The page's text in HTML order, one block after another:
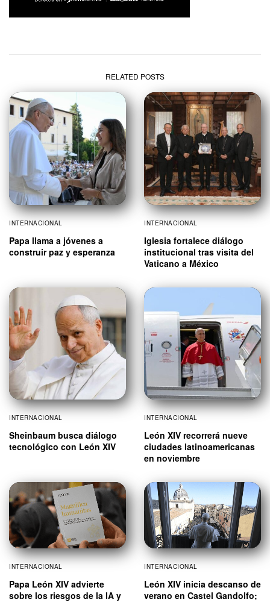
RELATED POSTS
INTERNACIONAL
Papa llama a jóvenes a
construir paz y esperanza
INTERNACIONAL
Iglesia fortalece diálogo
institucional tras visita del
Vaticano a México
INTERNACIONAL
Sheinbaum busca diálogo
tecnológico con León XIV
INTERNACIONAL
León XIV recorrerá nueve
ciudades latinoamericanas
en noviembre
INTERNACIONAL
Papa León XIV advierte
sobre los riesgos de la IA y
INTERNACIONAL
León XIV inicia descanso de
verano en Castel Gandolfo;